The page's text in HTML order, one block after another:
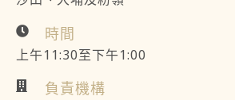
時間
上午11:30至下午1:00
負責機構